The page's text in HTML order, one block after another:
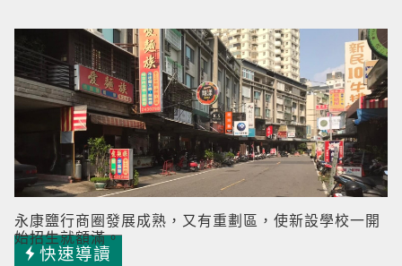
永康鹽行商圈發展成熟，又有重劃區，使新設學校一開
始招生就額滿。
快速導讀